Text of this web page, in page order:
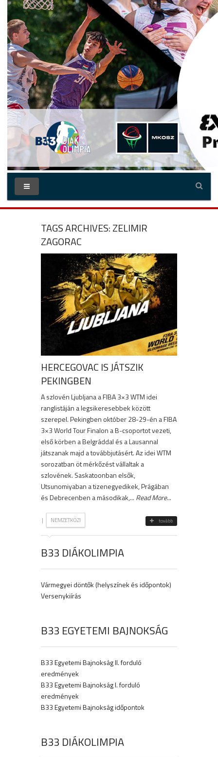
TAGS ARCHIVES: ZELIMIR
ZAGORAC
HERCEGOVAC IS JÁTSZIK
PEKINGBEN
A szlovén Ljubljana a FIBA 3×3 WTM idei
ranglistáján a legsikeresebbek között
szerepel. Pekingben október 28-29-én a FIBA
3×3 World Tour Finalon a B-csoportot vezeti,
első körben a Belgráddal és a Lausannal
játszanak majd a továbbjutásért. Az idei WTM
sorozatban öt mérkőzést vállaltak a
szlovének. Saskatoonban elsők,
Utsunomiyaban a tizenegyedikek, Prágában
és Debrecenben a másodikak,... Read More...
| NEMZETKÖZI tovább
B33 DIÁKOLIMPIA
Vármegyei döntők (helyszínek és időpontok)
Versenykiírás
B33 EGYETEMI BAJNOKSÁG
B33 Egyetemi Bajnokság II. forduló
eredmények
B33 Egyetemi Bajnokság I. forduló
eredmények
B33 Egyetemi Bajnokság időpontok
B33 DIÁKOLIMPIA